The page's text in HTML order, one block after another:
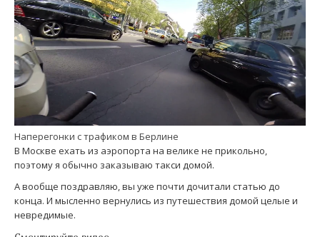
Наперегонки с трафиком в Берлине
В Москве ехать из аэропорта на велике не прикольно,
поэтому я обычно заказываю такси домой.
А вообще поздравляю, вы уже почти дочитали статью до
конца. И мысленно вернулись из путешествия домой целые и
невредимые.